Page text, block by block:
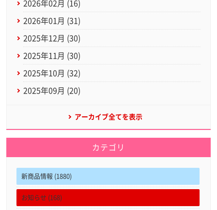
2026年02月 (16)
2026年01月 (31)
2025年12月 (30)
2025年11月 (30)
2025年10月 (32)
2025年09月 (20)
アーカイブ全てを表示
カテゴリ
新商品情報 (1880)
お知らせ (168)